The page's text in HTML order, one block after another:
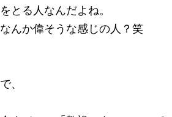
をとる人なんだよね。
なんか偉そうな感じの人？笑
で、